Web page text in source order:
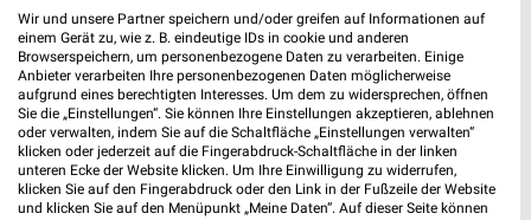
Noch mehr Angebote in
Wir und unsere Partner speichern und/oder greifen auf Informationen auf
einem Gerät zu, wie z. B. eindeutige IDs in cookie und anderen
Browserspeichern, um personenbezogene Daten zu verarbeiten. Einige
Anbieter verarbeiten Ihre personenbezogenen Daten möglicherweise
aufgrund eines berechtigten Interesses. Um dem zu widersprechen, öffnen
Sie die „Einstellungen“. Sie können Ihre Einstellungen akzeptieren, ablehnen
oder verwalten, indem Sie auf die Schaltfläche „Einstellungen verwalten“
klicken oder jederzeit auf die Fingerabdruck-Schaltfläche in der linken
unteren Ecke der Website klicken. Um Ihre Einwilligung zu widerrufen,
klicken Sie auf den Fingerabdruck oder den Link in der Fußzeile der Website
und klicken Sie auf den Menüpunkt „Meine Daten“. Auf dieser Seite können